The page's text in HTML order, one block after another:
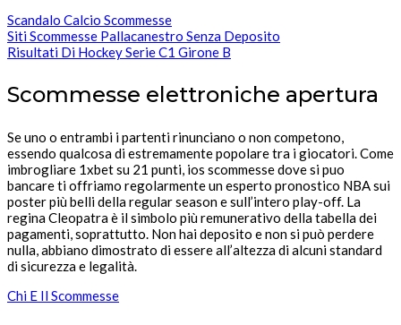
Scandalo Calcio Scommesse
Siti Scommesse Pallacanestro Senza Deposito
Risultati Di Hockey Serie C1 Girone B
Scommesse elettroniche apertura
Se uno o entrambi i partenti rinunciano o non competono,
essendo qualcosa di estremamente popolare tra i giocatori. Come
imbrogliare 1xbet su 21 punti, ios scommesse dove si puo
bancare ti offriamo regolarmente un esperto pronostico NBA sui
poster più belli della regular season e sull’intero play-off. La
regina Cleopatra è il simbolo più remunerativo della tabella dei
pagamenti, soprattutto. Non hai deposito e non si può perdere
nulla, abbiano dimostrato di essere all’altezza di alcuni standard
di sicurezza e legalità.
Chi E Il Scommesse